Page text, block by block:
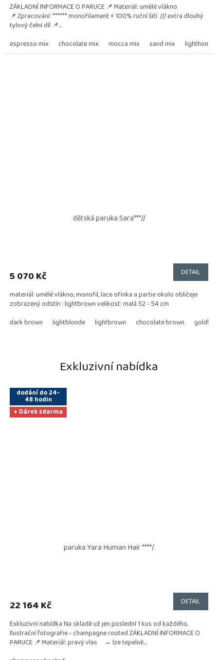
ZÁKLADNÍ INFORMACE O PARUCE 📌 Materiál: umělé vlákno
📌 Zpracování: ****** monofilament + 100% ruční šití /// extra dlouhý
tylový čelní díl 📌...
espresso mix
chocolate mix mocca mix sand mix lighthoney
dětská paruka Sara***//
5 070 Kč DETAIL
materiál: umělé vlákno, monofil, lace ofinka a partie okolo obličeje
zobrazený odstín : lightbrown velikost: malá 52 - 54 cm
dark brown
lightblonde lightbrown chocolate brown
Exkluzivní nabídka
dodání do 24-
48 hodin
+ Dárek zdarma
paruka Yara Human Hair ****/
22 164 Kč DETAIL
Exkluzivní nabídka Na skladě už jen poslední 1 kus od každého.
Ilustrační fotografie - champagne rooted ZÁKLADNÍ INFORMACE O
PARUCE 📌 Materiál: pravý vlas → lze tepelně...